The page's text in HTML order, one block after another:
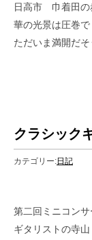
日高市 巾着田の
華の光景は圧巻で
ただいま満開だそ
ｂ
クラシック
カテゴリー:日記
第二回ミニコン
ギタリストの寺